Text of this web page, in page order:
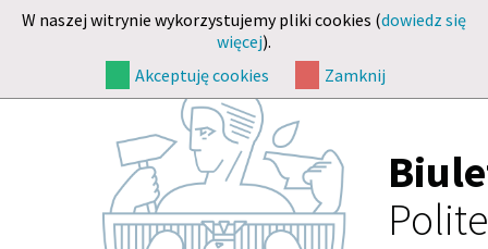
W naszej witrynie wykorzystujemy pliki cookies (dowiedz się
więcej).
Akceptuję cookies
Zamknij